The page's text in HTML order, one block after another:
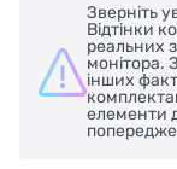
Зверніть
Відтінки
реальних
монітора.
інших
елементи